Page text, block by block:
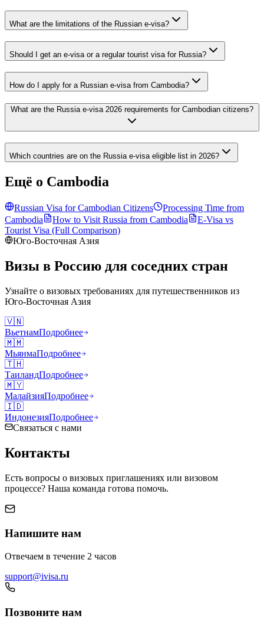
What are the limitations of the Russian e-visa?
Should I get an e-visa or a regular tourist visa for Russia?
How do I apply for a Russian e-visa from Cambodia?
What are the Russia e-visa 2026 requirements for Cambodian citizens?
Which countries are on the Russia e-visa eligible list in 2026?
Ещё о Cambodia
Russian Visa forCambodian Citizens
Processing Time from
Cambodia
How to Visit Russia from Cambodia
E-Visa vs
Tourist Visa (Full Comparison)
Юго-Восточная Азия
Визы в Россию для соседних стран
Узнайте о визовых требованиях для путешественников из
Юго-Восточная Азия
🇻🇳
ВьетнамПодробнее
🇲🇲
МьянмаПодробнее
🇹🇭
ТаиландПодробнее
🇲🇾
МалайзияПодробнее
🇮🇩
ИндонезияПодробнее
Связаться с нами
Контакты
Есть вопросы о визовых приглашениях или визовом
процессе? Наша команда готова помочь.
Напишите нам
Отвечаем в течение 2 часов
support@ivisa.ru
Позвоните нам